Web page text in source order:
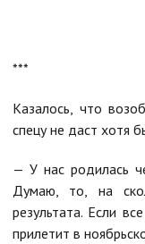
***
Казалось, что
спецу не даст хотя
— У нас родилась
Думаю, то, на
результата. Если
прилетит в